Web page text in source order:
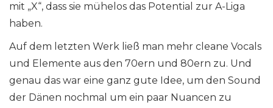
mit „X“, dass sie mühelos das Potential zur A-Liga
haben.
Auf dem letzten Werk ließ man mehr cleane Vocals
und Elemente aus den 70ern und 80ern zu. Und
genau das war eine ganz gute Idee, um den Sound
der Dänen nochmal um ein paar Nuancen zu